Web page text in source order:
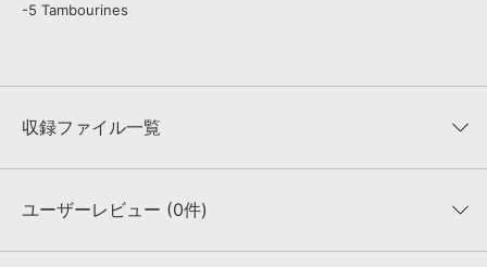
-5 Tambourines
収録ファイル一覧
収録ファイル一覧
ユーザーレビュー (0件)